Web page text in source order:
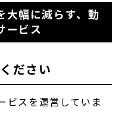
大幅に減らす、動
ービス
ださい
ビスを運営していま